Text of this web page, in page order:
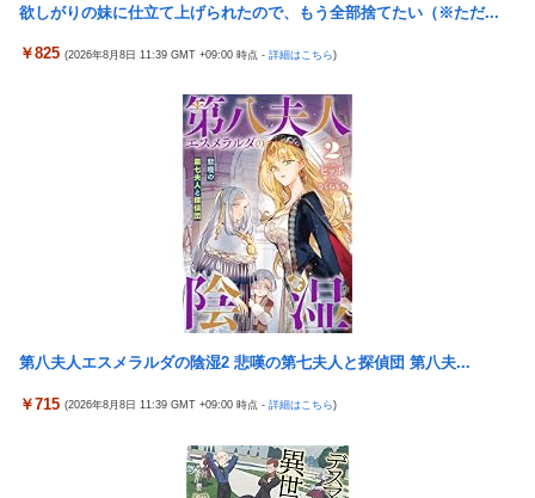
車大手工場にも女性・高齢者…軽作業ラインやスポットワーク
海外「日本なんて行くんじゃなかった…」 日本を知ってしまった
キャデラックF1、致命的なブレーキ問題の原因が明らかになるも
解決には至っておらずめども立たず
アリスソフト「ランス10」ゲーム画面公開キター！ウルザちゃん
は今回も美しい…。前作で助けたシィルもいるぞ！
【悲報】 ちいかわのモモンガ、逝きそう
【朗報】「あの椅子カバー」のカプセルトイ、爆誕。自宅や職場
をパチンコ屋にしちゃおうｗｗｗ
【米国株】ワイのSpaceX株がえらいことになってるんやが
スロッターさん「とある魔術の禁書目録2は喰種を超える事を意
元NBAプレーヤー、エネス・カンター・フリーダムが、2027年
WNBAドラフトの適性を宣言 一部コーチによるWNBA男性参加
カ取りこぼし注意 etc…
【日向坂46】 藤嶌果歩さん"ホンモノ"感が凄い・・・
休日に甥っ子をアポなし託児を押し付けてきた兄嫁！「テレビで
も見せといてw」と言うので『Gガンダム』を一気見させた結
果……甥っ子が重度の中二病を発症して家で大暴れｗｗ
佐藤二朗、妻とのハグを報告「文〇砲より遥かに威力は弱いが、
僕のノロケ砲をお見舞いする」
【朗報】 ファイアーエムブレムさん、ついにキャラ成長率がゲー
ム内で見れるようになる
元NBAプレーヤー、エネス・カンター・フリーダムが、2027年
の声明を受け
職場の人妻と不倫をして、ついに、、、
ドイツ空港のウクライナ輸送機に自爆ドローン接近、見つけた空
欲しがりの妹に仕立て上げられたので、もう全部捨てたい（※ただ...
￥825 (2026年8月8日 11:39 GMT +09:00 時点 - 詳細はこちら)
第八夫人エスメラルダの陰湿2 悲嘆の第七夫人と探偵団 第八夫...
￥715 (2026年8月8日 11:39 GMT +09:00 時点 - 詳細はこちら)